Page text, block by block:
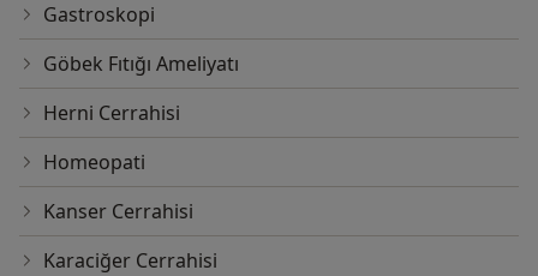
Gastroskopi
Göbek Fıtığı Ameliyatı
Herni Cerrahisi
Homeopati
Kanser Cerrahisi
Karaciğer Cerrahisi